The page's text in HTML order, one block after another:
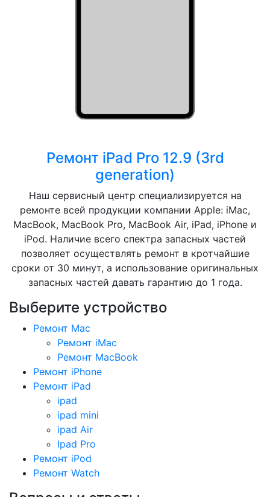
Ремонт iPad Pro 12.9 (3rd
generation)
Наш сервисный центр специализируется на
ремонте всей продукции компании Apple: iMac,
MacBook, MacBook Pro, MacBook Air, iPad, iPhone и
iPod. Наличие всего спектра запасных частей
позволяет осуществлять ремонт в кротчайшие
сроки от 30 минут, а использование оригинальных
запасных частей давать гарантию до 1 года.
Выберите устройство
Ремонт Mac
Ремонт iMac
Ремонт MacBook
Ремонт iPhone
Ремонт iPad
ipad
ipad mini
ipad Air
Ipad Pro
Ремонт iPod
Ремонт Watch